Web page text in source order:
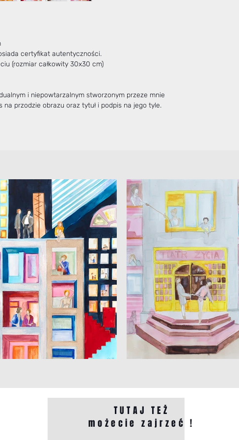
certyfikat autentyczności.
(rozmiar całkowity 30x30 cm)
i niepowtarzalnym stworzonym przeze mnie
przodzie obrazu oraz tytuł i podpis na jego tyle.
TUTAJ TEŻ
możecie zajrzeć !